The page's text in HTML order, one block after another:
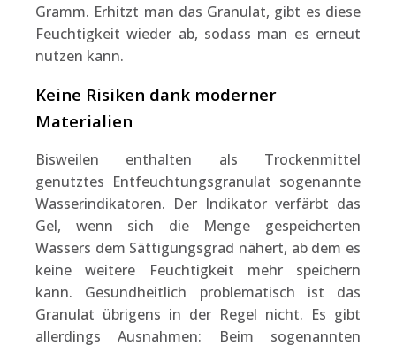
Gramm. Erhitzt man das Granulat, gibt es diese
Feuchtigkeit wieder ab, sodass man es erneut
nutzen kann.
Keine Risiken dank moderner
Materialien
Bisweilen enthalten als Trockenmittel
genutztes Entfeuchtungsgranulat sogenannte
Wasserindikatoren. Der Indikator verfärbt das
Gel, wenn sich die Menge gespeicherten
Wassers dem Sättigungsgrad nähert, ab dem es
keine weitere Feuchtigkeit mehr speichern
kann. Gesundheitlich problematisch ist das
Granulat übrigens in der Regel nicht. Es gibt
allerdings Ausnahmen: Beim sogenannten